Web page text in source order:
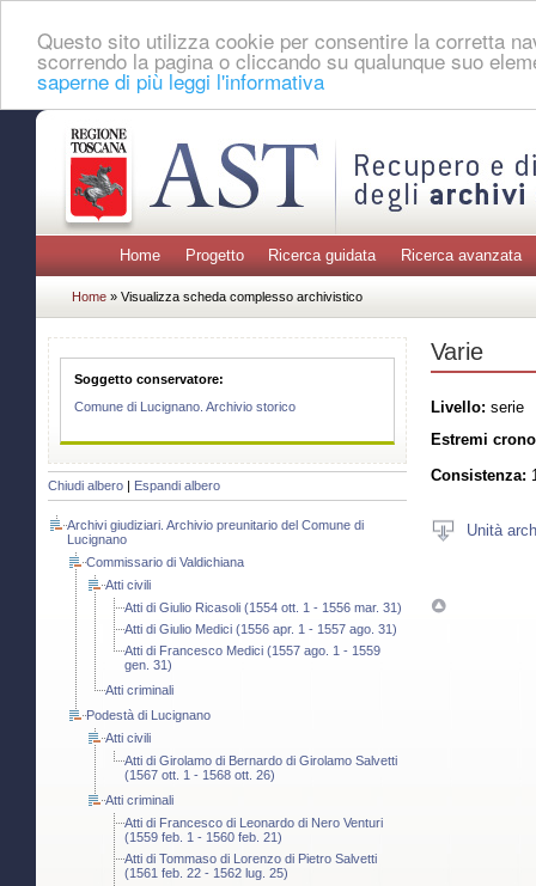
Questo sito utilizza cookie per consentire la corretta
scorrendo la pagina o cliccando su qualunque suo
saperne di più leggi l'informativa
Home Progetto Ricerca guidata Ricerca avanzata
Home » Visualizza scheda complesso archivistico
Soggetto conservatore:
Comune di Lucignano. Archivio storico
Chiudi albero Espandi albero
Archivi giudiziari. Archivio preunitario del Comune di
Lucignano
Commissario di Valdichiana
Atti civili
Atti di Giulio Ricasoli (1554 ott. 1 - 1556 mar. 31)
Atti di Giulio Medici (1556 apr. 1 - 1557 ago. 31)
Atti di Francesco Medici (1557 ago. 1 - 1559
gen. 31)
Atti criminali
Podestà di Lucignano
Atti civili
Atti di Girolamo di Bernardo di Girolamo Salvetti
(1567 ott. 1 - 1568 ott. 26)
Atti criminali
Atti di Francesco di Leonardo di Nero Venturi
(1559 feb. 1 - 1560 feb. 21)
Atti di Tommaso di Lorenzo di Pietro Salvetti
(1561 feb. 22 - 1562 lug. 25)
Varie
Livello: serie
Estremi
Consistenza:
Unità